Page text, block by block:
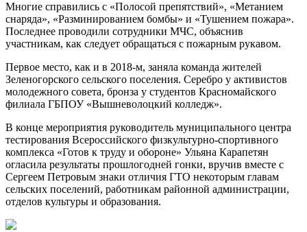
Многие справились с «Полосой препятствий», «Метанием
снаряда», «Разминированием бомбы» и «Тушением пожара».
Последнее проводили сотрудники МЧС, объяснив
участникам, как следует обращаться с пожарным рукавом.
Первое место, как и в 2018-м, заняла команда жителей
Зеленогорского сельского поселения. Серебро у активистов
молодежного совета, бронза у студентов Красномайского
филиала ГБПОУ «Вышневолоцкий колледж».
В конце мероприятия руководитель муниципального центра
тестирования Всероссийского физкультурно-спортивного
комплекса «Готов к труду и обороне» Ульяна Карапетян
огласила результаты прошлогодней гонки, вручив вместе с
Сергеем Петровым знаки отличия ГТО некоторым главам
сельских поселений, работникам районной администрации,
отделов культуры и образования.